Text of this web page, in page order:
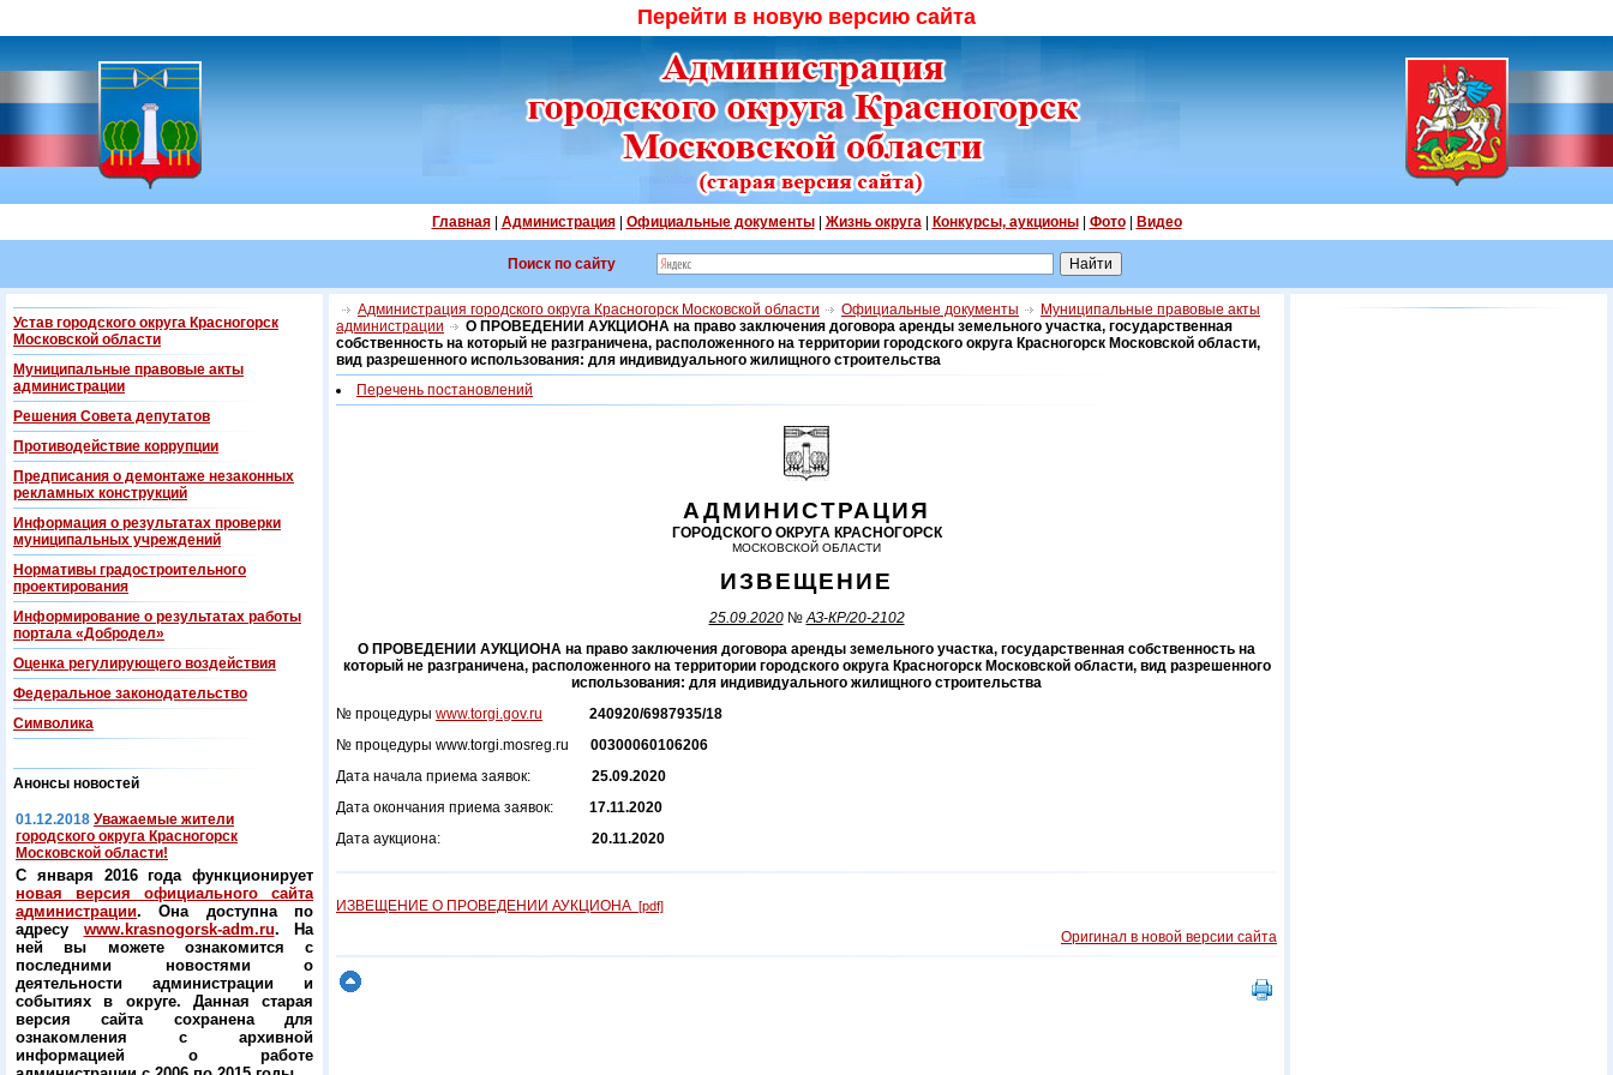
Перейти в новую версию сайта
Главная| Администрация| Официальные документы| Жизнь округа| Конкурсы, аукционы| Фото| Видео
Поиск по сайту
Устав городского округа Красногорск
Московской области
Муниципальные правовые акты
администрации
Решения Совета депутатов
Противодействие коррупции
Предписания о демонтаже незаконных
рекламных конструкций
Информация о результатах проверки
муниципальных учреждений
Нормативы градостроительного
проектирования
Информирование о результатах работы
портала «Добродел»
Оценка регулирующего воздействия
Федеральнoe законодательство
Символика
Анонсы новостей
01.12.2018 Уважаемые жители
городского округа Красногорск
Московской области!
С января 2016 года функционирует
новая версия официального сайта
администрации. Она доступна по
адресу www.krasnogorsk-adm.ru. На
ней вы можете ознакомится с
последними новостями о
деятельности администрации и
событиях в округе. Данная старая
версия сайта сохранена для
ознакомления с архивной
информацией о работе
Администрация городского округа Красногорск Московской области Официальные документы
Муниципальные правовые акты
администрации
О ПРОВЕДЕНИИ АУКЦИОНА на право заключения договора аренды земельного участка, государственная
собственность на который не разграничена, расположенного на территории городского округа Красногорск Московской области,
вид разрешенного использования: для индивидуального жилищного строительства
Перечень постановлений
АДМИНИСТРАЦИЯ
ГОРОДСКОГО ОКРУГА КРАСНОГОРСК
МОСКОВСКОЙ ОБЛАСТИ
ИЗВЕЩЕНИЕ
25.09.2020№АЗ-КР/20-2102
О ПРОВЕДЕНИИ АУКЦИОНА на право заключения договора аренды земельного участка, государственная собственность на
который не разграничена, расположенного на территории городского округа Красногорск Московской области, вид разрешенного
использования: для индивидуального жилищного строительства
№ процедуры www.torgi.gov.ru
240920/6987935/18
№ процедуры www.torgi.mosreg.ru 00300060106206
Дата начала приема заявок: 25.09.2020
Дата окончания приема заявок: 17.11.2020
Дата аукциона: 20.11.2020
ИЗВЕЩЕНИЕ О ПРОВЕДЕНИИ АУКЦИОНА [pdf]
Оригинал в новой версии сайта